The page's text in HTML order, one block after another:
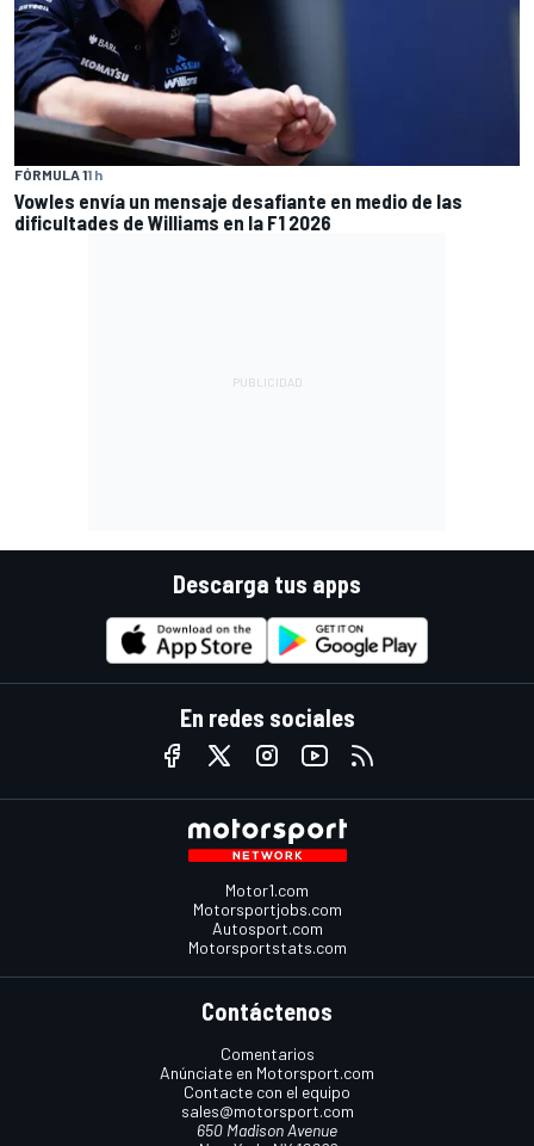
FÓRMULA 11 h
Vowles envía un mensaje desafiante en medio de las
dificultades de Williams en la F1 2026
Descarga tus apps
En redes sociales
Motor1.com
Motorsportjobs.com
Autosport.com
Motorsportstats.com
Contáctenos
Comentarios
Anúnciate en Motorsport.com
Contacte con el equipo
sales@motorsport.com
650 Madison Avenue